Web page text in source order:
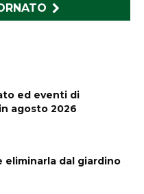
ed eventi di
agosto 2026
eliminarla dal giardino